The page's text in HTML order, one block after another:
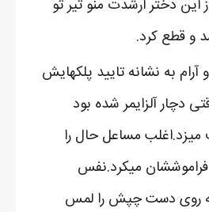
این دختر ارشدت منو تیر تو
و قطع کرد.
به نشانه تایید پلکهایش
دچار آلزایمر شده بود
مساعل حال را
میکرد.نفس
روی دست چپش را لمس